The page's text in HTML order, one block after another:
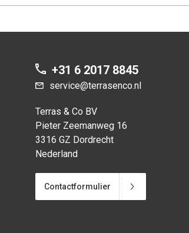
+31 6 2017 8845
service@terrasenco.nl
Terras & Co BV
Pieter Zeemanweg 16
3316 GZ Dordrecht
Nederland
Contactformulier